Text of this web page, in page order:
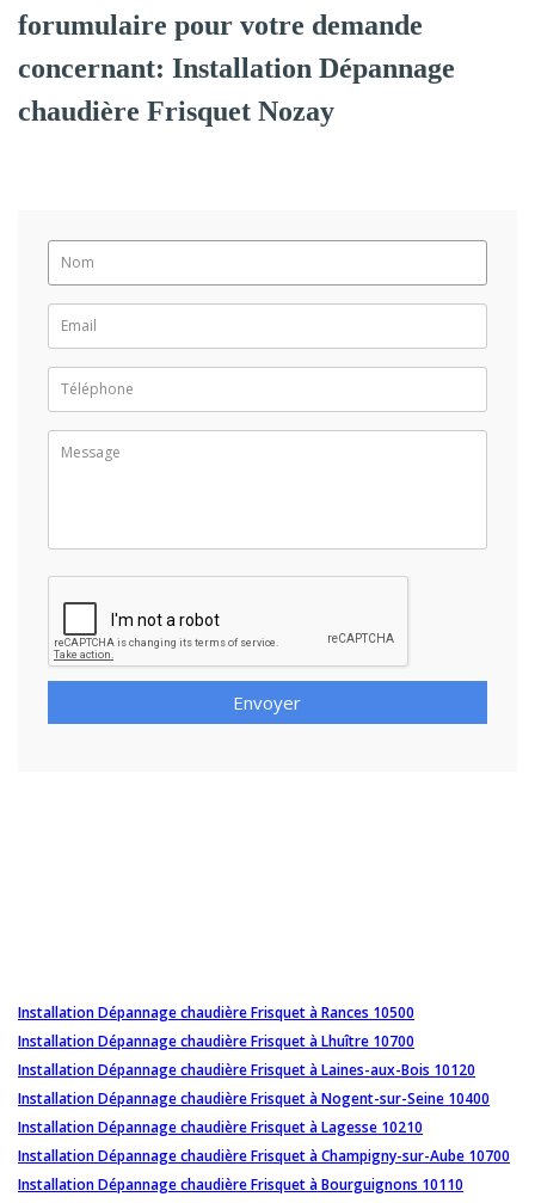
forumulaire pour votre demande
concernant: Installation Dépannage
chaudière Frisquet Nozay
Envoyer
Installation Dépannage chaudière Frisquet à Rances 10500
Installation Dépannage chaudière Frisquet à Lhuître 10700
Installation Dépannage chaudière Frisquet à Laines-aux-Bois 10120
Installation Dépannage chaudière Frisquet à Nogent-sur-Seine 10400
Installation Dépannage chaudière Frisquet à Lagesse 10210
Installation Dépannage chaudière Frisquet à Champigny-sur-Aube 10700
Installation Dépannage chaudière Frisquet à Bourguignons 10110